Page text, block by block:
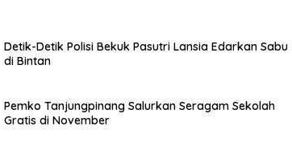
Detik-Detik Polisi Bekuk Pasutri Lansia Edarkan Sabu
di Bintan
Pemko Tanjungpinang Salurkan Seragam Sekolah
Gratis di November